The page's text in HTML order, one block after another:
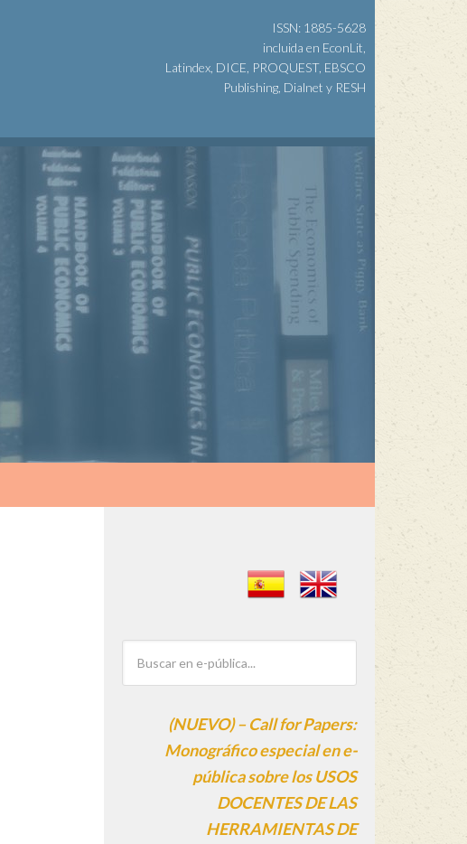
ISSN: 1885-5628
incluida en EconLit,
Latindex, DICE, PROQUEST, EBSCO
Publishing, Dialnet y RESH
(NUEVO) – Call for Papers:
Monográfico especial en e-
pública sobre los USOS
DOCENTES DE LAS
HERRAMIENTAS DE